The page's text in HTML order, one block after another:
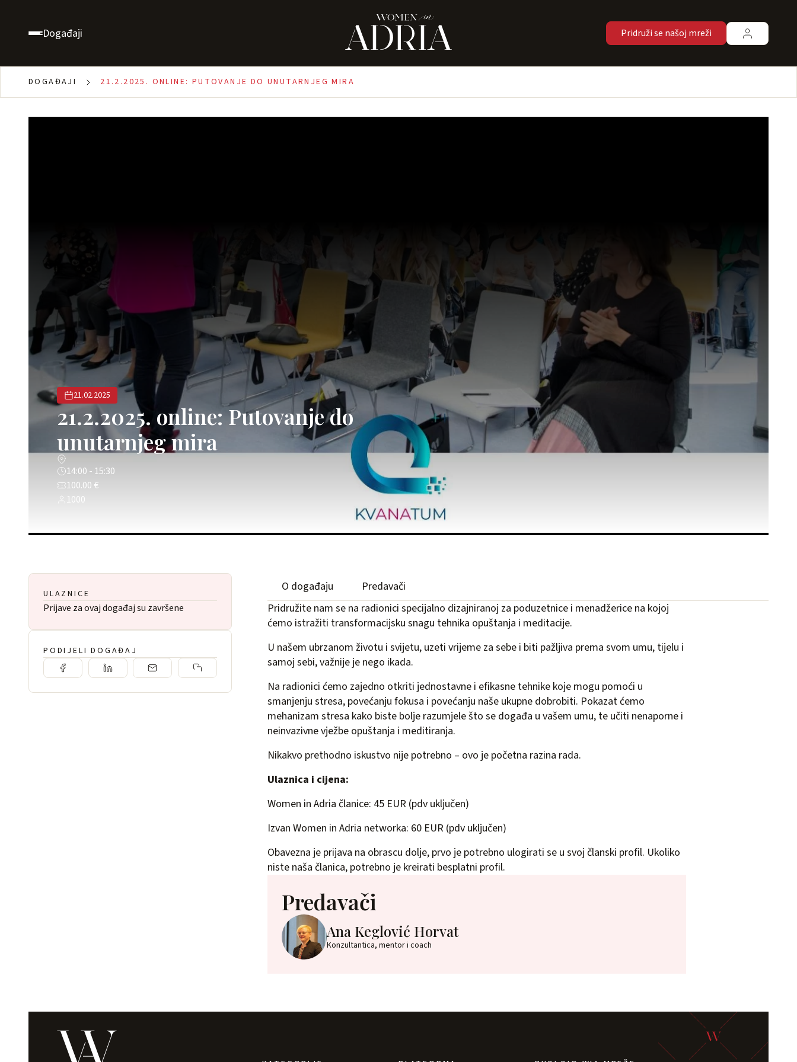
Događaji Pridruži se našoj mreži
DOGAĐAJI 21.2.2025. ONLINE: PUTOVANJE DO UNUTARNJEG MIRA
21.02.2025
21.2.2025. online: Putovanje do
unutarnjeg mira
14:00 - 15:30
100.00 €
1000
ULAZNICE
Prijave za ovaj događaj su završene
PODIJELI DOGAĐAJ
O događaju
Predavači
Pridružite nam se na radionici specijalno dizajniranoj za poduzetnice i menadžerice na kojoj
ćemo istražiti transformacijsku snagu tehnika opuštanja i meditacije.
U našem ubrzanom životu i svijetu, uzeti vrijeme za sebe i biti pažljiva prema svom umu, tijelu i
samoj sebi, važnije je nego ikada.
Na radionici ćemo zajedno otkriti jednostavne i efikasne tehnike koje mogu pomoći u
smanjenju stresa, povećanju fokusa i povećanju naše ukupne dobrobiti. Pokazat ćemo
mehanizam stresa kako biste bolje razumjele što se događa u vašem umu, te učiti nenaporne i
neinvazivne vježbe opuštanja i meditiranja.
Nikakvo prethodno iskustvo nije potrebno – ovo je početna razina rada.
Ulaznica i cijena:
Women in Adria članice: 45 EUR (pdv uključen)
Izvan Women in Adria networka: 60 EUR (pdv uključen)
Obavezna je prijava na obrascu dolje, prvo je potrebno ulogirati se u svoj članski profil. Ukoliko
niste naša članica, potrebno je kreirati besplatni profil.
Predavači
Ana Keglović Horvat
Konzultantica, mentor i coach